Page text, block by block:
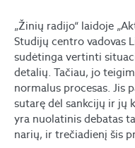
„Žinių radijo“ laidoje
Studijų centro vadovas
sudėtinga vertinti
detalių. Tačiau, jo
normalus procesas. Jis
sutarę dėl sankcijų ir jų
yra nuolatinis debatas
narių, ir trečiadienį šis